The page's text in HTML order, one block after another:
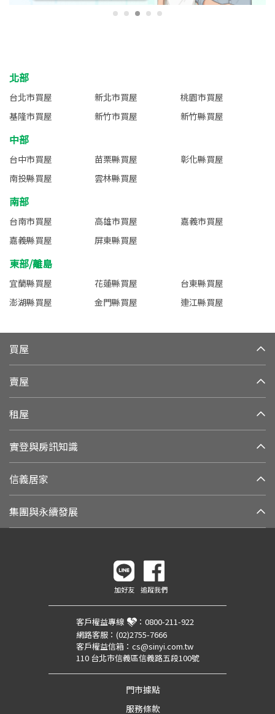
北部
台北市買屋 新北市買屋
桃園市買屋
基隆市買屋
新竹市買屋 新竹縣買屋
中部
台中市買屋 苗栗縣買屋
彰化縣買屋
南投縣買屋
雲林縣買屋
南部
台南市買屋 高雄市買屋
嘉義市買屋
嘉義縣買屋
屏東縣買屋
東部/離島
宜蘭縣買屋 花蓮縣買屋
台東縣買屋
澎湖縣買屋
金門縣買屋 連江縣買屋
買屋
賣屋
租屋
實登與房訊知識
信義居家
集團與永續發展
加好友 追蹤我們
客戶權益專線 ： 0800-211-922
網路客服： (02)2755-7666
客戶權益信箱： cs@sinyi.com.tw
110 台北市信義區信義路五段100號
門市據點
服務條款